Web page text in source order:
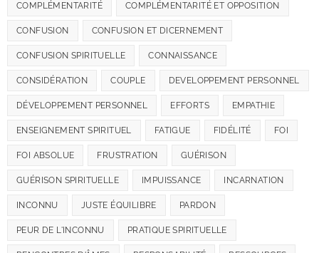
COMPLÉMENTARITÉ COMPLÉMENTARITÉ ET OPPOSITION
CONFUSION CONFUSION ET DICERNEMENT
CONFUSION SPIRITUELLE CONNAISSANCE
CONSIDÉRATION COUPLE DEVELOPPEMENT PERSONNEL
DÉVELOPPEMENT PERSONNEL EFFORTS EMPATHIE
ENSEIGNEMENT SPIRITUEL FATIGUE FIDÉLITÉ FOI
FOI ABSOLUE FRUSTRATION GUÉRISON
GUÉRISON SPIRITUELLE IMPUISSANCE INCARNATION
INCONNU JUSTE ÉQUILIBRE PARDON
PEUR DE L'INCONNU PRATIQUE SPIRITUELLE